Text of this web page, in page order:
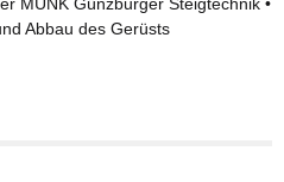
Abbau des Gerüsts